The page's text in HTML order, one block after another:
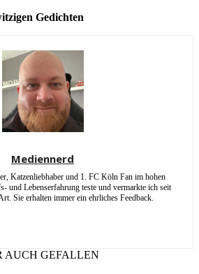
Gedichten
Mediennerd
Katzenliebhaber und 1. FC Köln Fan im hohen
und Lebenserfahrung teste und vermarkte ich seit
Sie erhalten immer ein ehrliches Feedback.
AUCH GEFALLEN